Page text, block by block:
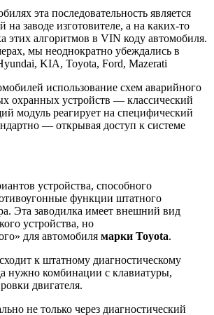
эта последовательность является
на заводе изготовителе, а на каких-то
этих алгоритмов в VIN коду автомобиля.
мы неоднократно убеждались в
KIA, Toyota, Ford, Mazerati
использование схем аварийного
охранных устройств — классический
модуль реагирует на специфический
— открывая доступ к системе
устройства, способного
функции штатного
Эта заводилка имеет внешний вид
устройства, но
для автомобиля марки Toyota.
к штатному диагностическому
нужно комбинации с клавиатуры,
двигателя.
не только через диагностический